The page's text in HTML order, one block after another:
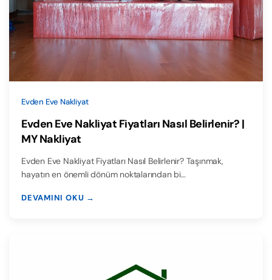
Evden Eve Nakliyat
Evden Eve Nakliyat Fiyatları Nasıl Belirlenir? |
MY Nakliyat
Evden Eve Nakliyat Fiyatları Nasıl Belirlenir? Taşınmak,
hayatın en önemli dönüm noktalarından bi…
DEVAMINI OKU →